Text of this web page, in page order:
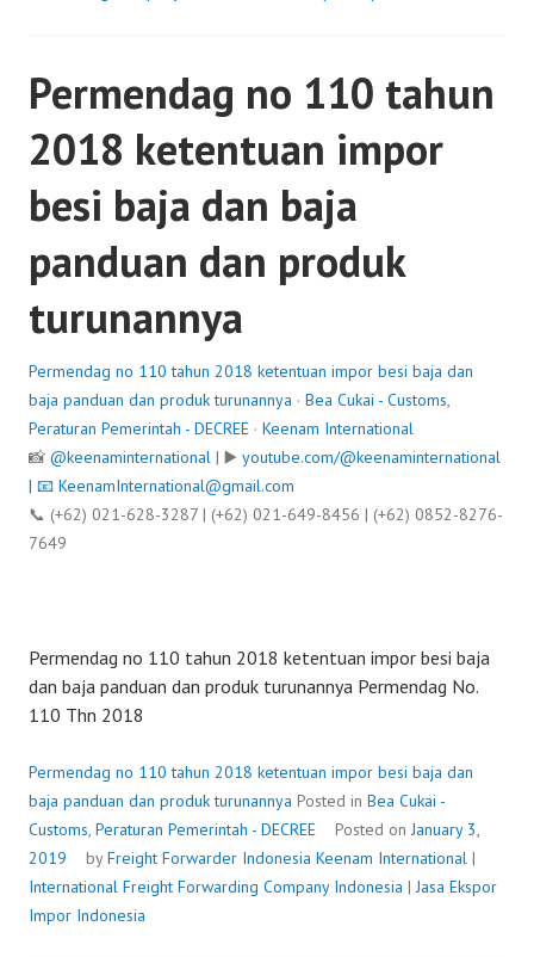
Permendag no 110 tahun
2018 ketentuan impor
besi baja dan baja
panduan dan produk
turunannya
Permendag no 110 tahun 2018 ketentuan impor besi baja dan
baja panduan dan produk turunannya · Bea Cukai - Customs,
Peraturan Pemerintah - DECREE · Keenam International
📸 @keenaminternational | ▶️ youtube.com/@keenaminternational
| 📧 KeenamInternational@gmail.com
📞 (+62) 021-628-3287 | (+62) 021-649-8456 | (+62) 0852-8276-
7649
Permendag no 110 tahun 2018 ketentuan impor besi baja
dan baja panduan dan produk turunannya Permendag No.
110 Thn 2018
Permendag no 110 tahun 2018 ketentuan impor besi baja dan
baja panduan dan produk turunannya Posted in Bea Cukai -
Customs, Peraturan Pemerintah - DECREE Posted onJanuary 3,
2019
byFreight Forwarder Indonesia Keenam International |
International Freight Forwarding Company Indonesia |Jasa Ekspor
Impor Indonesia